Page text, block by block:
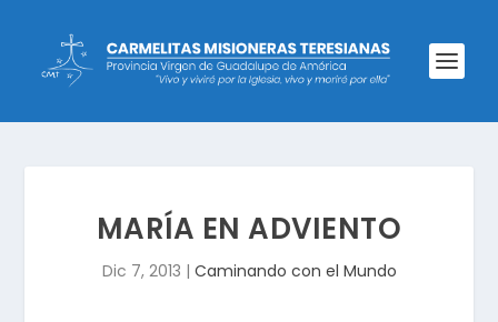
MARÍA EN ADVIENTO
Dic 7, 2013 | Caminando con el Mundo